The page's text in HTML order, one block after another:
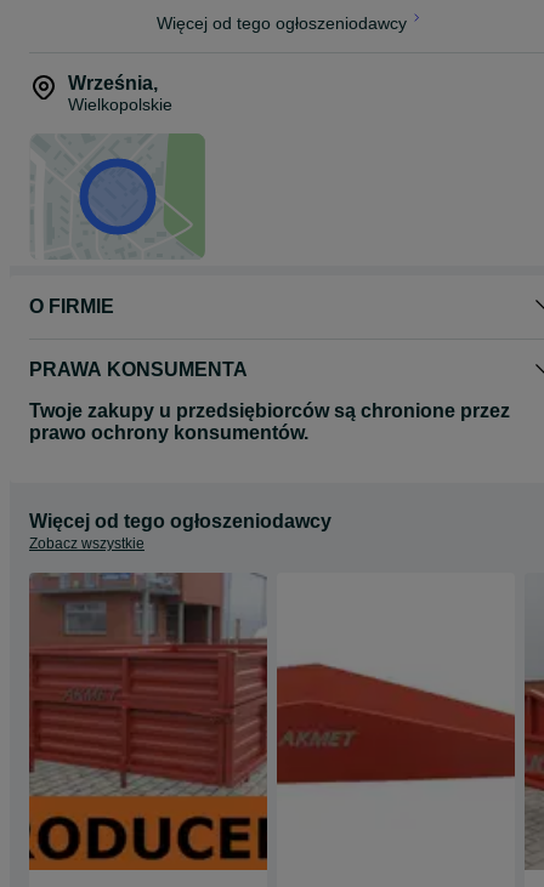
6*0*2*3*9*5*5*6*8
Dane kontaktowe: AKMET – Producent burt do przyczep
ul. Leśna 10A, 62-300 Września
Tel.: 6*0*2*3*9*5*5*6*8
Strona internetowa: www.akmet.net.pl
Postaw na trwałość i pewność. Wybierz burty od polskiego
producenta z doświadczeniem.
Nie będziemy się uczyć na twoich burtach, wykonujemy około 2000
kompletów burt rocznie .
Zawsze dobieramy takie rozwiązanie abyś był zadowolony i
Więcej od tego ogłoszeniodawcy
Września,
Wielkopolskie
O FIRMIE
PRAWA KONSUMENTA
Twoje zakupy u przedsiębiorców są chronione przez
prawo ochrony konsumentów.
Więcej od tego ogłoszeniodawcy
Zobacz wszystkie